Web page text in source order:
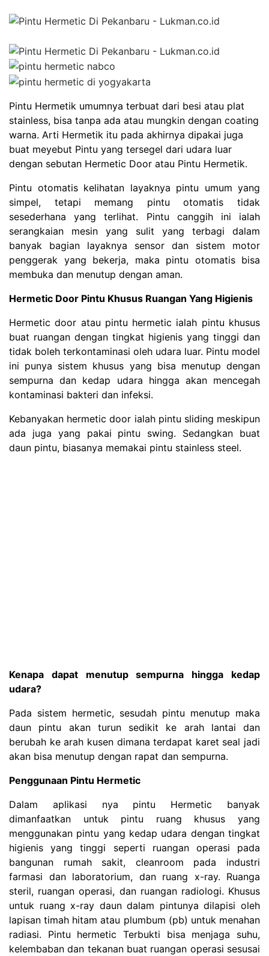
Pintu Hermetik umumnya terbuat dari besi atau plat
stainless, bisa tanpa ada atau mungkin dengan coating
warna. Arti Hermetik itu pada akhirnya dipakai juga
buat meyebut Pintu yang tersegel dari udara luar
dengan sebutan Hermetic Door atau Pintu Hermetik.
Pintu otomatis kelihatan layaknya pintu umum yang
simpel, tetapi memang pintu otomatis tidak
sesederhana yang terlihat. Pintu canggih ini ialah
serangkaian mesin yang sulit yang terbagi dalam
banyak bagian layaknya sensor dan sistem motor
penggerak yang bekerja, maka pintu otomatis bisa
membuka dan menutup dengan aman.
Hermetic Door Pintu Khusus Ruangan Yang Higienis
Hermetic door atau pintu hermetic ialah pintu khusus
buat ruangan dengan tingkat higienis yang tinggi dan
tidak boleh terkontaminasi oleh udara luar. Pintu model
ini punya sistem khusus yang bisa menutup dengan
sempurna dan kedap udara hingga akan mencegah
kontaminasi bakteri dan infeksi.
Kebanyakan hermetic door ialah pintu sliding meskipun
ada juga yang pakai pintu swing. Sedangkan buat
daun pintu, biasanya memakai pintu stainless steel.
Kenapa dapat menutup sempurna hingga kedap
udara?
Pada sistem hermetic, sesudah pintu menutup maka
daun pintu akan turun sedikit ke arah lantai dan
berubah ke arah kusen dimana terdapat karet seal jadi
akan bisa menutup dengan rapat dan sempurna.
Penggunaan Pintu Hermetic
Dalam aplikasi nya pintu Hermetic banyak
dimanfaatkan untuk pintu ruang khusus yang
menggunakan pintu yang kedap udara dengan tingkat
higienis yang tinggi seperti ruangan operasi pada
bangunan rumah sakit, cleanroom pada industri
farmasi dan laboratorium, dan ruang x-ray. Ruanga
steril, ruangan operasi, dan ruangan radiologi. Khusus
untuk ruang x-ray daun dalam pintunya dilapisi oleh
lapisan timah hitam atau plumbum (pb) untuk menahan
radiasi. Pintu hermetic Terbukti bisa menjaga suhu,
kelembaban dan tekanan buat ruangan operasi sesusai